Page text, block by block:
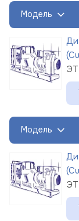
Модель
Модель